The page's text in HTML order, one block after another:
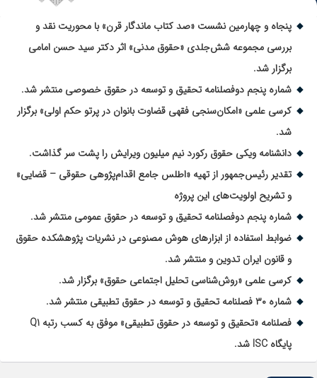
پنجاه و چهارمین نشست «صد کتاب ماندگار قرن» با محوریت نقد و
بررسی مجموعه شش‌جلدی «حقوق مدنی» اثر دکتر سید حسن امامی
برگزار شد.
شماره پنجم دوفصلنامه تحقیق و توسعه در حقوق خصوصی منتشر شد.
کرسی علمی «امکان‌سنجی فقهی قضاوت بانوان در پرتو حکم اولی» برگزار
شد.
دانشنامه ویکی حقوق رکورد نیم میلیون ویرایش را پشت سر گذاشت.
تقدیر رئیس‌جمهور از تهیه «اطلس جامع اقدام‌پژوهی حقوقی – قضایی»
و تشریح اولویت‌های این پروژه
شماره پنجم دوفصلنامه تحقیق و توسعه در حقوق عمومی منتشر شد.
ضوابط استفاده از ابزارهای هوش مصنوعی در نشریات پژوهشکده حقوق
و قانون ایران تدوین و منتشر شد.
کرسی علمی «روش‌شناسی تحلیل اجتماعی حقوق» برگزار شد.
شماره ۳۰ فصلنامه تحقیق و توسعه در حقوق تطبیقی منتشر شد.
فصلنامه «تحقیق و توسعه در حقوق تطبیقی» موفق به کسب رتبه Q1
پایگاه ISC شد.